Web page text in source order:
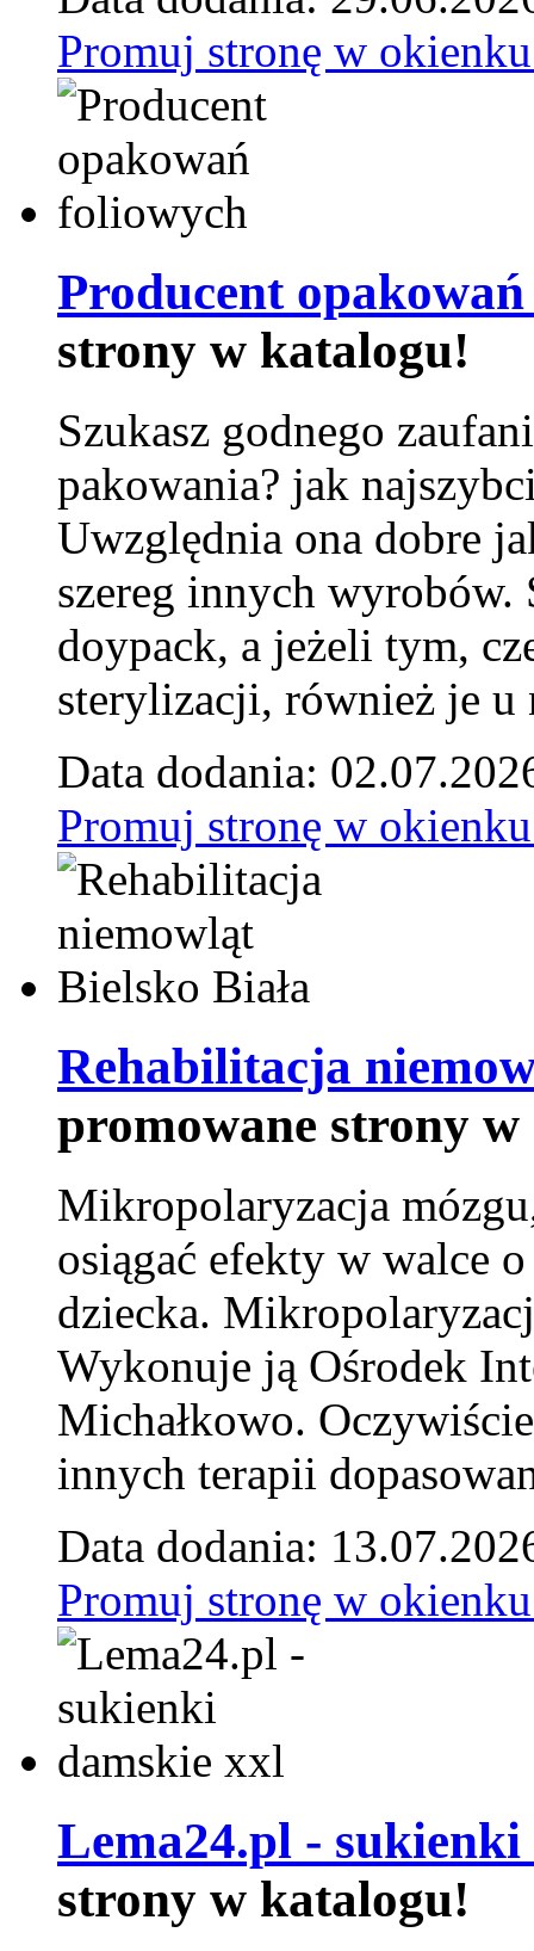
Promuj stronę w
Producent
strony w katalogu!
Szukasz godnego
pakowania? jak
Uwzględnia ona dobre
szereg innych
doypack, a jeżeli tym,
sterylizacji, również je u
Data dodania:
Promuj stronę w
Rehabilitacja
promowane strony
Mikropolaryzacja
osiągać efekty w walce
dziecka.
Wykonuje ją Ośrodek
Michałkowo.
innych terapii
Data dodania:
Promuj stronę w
Lema24.pl -
strony w katalogu!